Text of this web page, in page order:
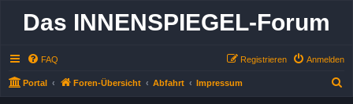
Das INNENSPIEGEL-Forum
FAQ Anmelden
Registrieren
Portal Foren-Übersicht Abfahrt Impressum